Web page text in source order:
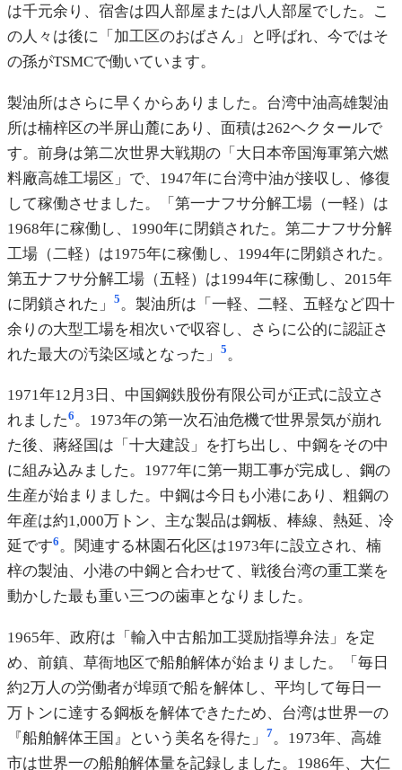
は千元余り、宿舎は四人部屋または八人部屋でした。こ
の人々は後に「加工区のおばさん」と呼ばれ、今ではそ
の孫がTSMCで働いています。
製油所はさらに早くからありました。台湾中油高雄製油
所は楠梓区の半屏山麓にあり、面積は262ヘクタールで
す。前身は第二次世界大戦期の「大日本帝国海軍第六燃
料廠高雄工場区」で、1947年に台湾中油が接収し、修復
して稼働させました。「第一ナフサ分解工場（一軽）は
1968年に稼働し、1990年に閉鎖された。第二ナフサ分解
工場（二軽）は1975年に稼働し、1994年に閉鎖された。
第五ナフサ分解工場（五軽）は1994年に稼働し、2015年
に閉鎖された」
5 。製油所は「一軽、二軽、五軽など四十
余りの大型工場を相次いで収容し、さらに公的に認証さ
れた最大の汚染区域となった」
5 。
1971年12月3日、中国鋼鉄股份有限公司が正式に設立さ
れました6。1973年の第一次石油危機で世界景気が崩れ
た後、蔣経国は「十大建設」を打ち出し、中鋼をその中
に組み込みました。1977年に第一期工事が完成し、鋼の
生産が始まりました。中鋼は今日も小港にあり、粗鋼の
年産は約1,000万トン、主な製品は鋼板、棒線、熱延、冷
延です6。関連する林園石化区は1973年に設立され、楠
梓の製油、小港の中鋼と合わせて、戦後台湾の重工業を
動かした最も重い三つの歯車となりました。
1965年、政府は「輸入中古船加工奨励指導弁法」を定
め、前鎮、草衙地区で船舶解体が始まりました。「毎日
約2万人の労働者が埠頭で船を解体し、平均して毎日一
万トンに達する鋼板を解体できたため、台湾は世界一の
『船舶解体王国』という美名を得た」
7。1973年、高雄
市は世界一の船舶解体量を記録しました。1986年、大仁